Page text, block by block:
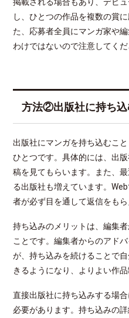
掲載される場合もあり、デビ
し、ひとつの作品を複数の賞
た、応募者全員にマンガ家や
わけではないので注意してくだ
方法②出版社に持ち込
出版社にマンガを持ち込むこ
ひとつです。具体的には、出
稿を見てもらいます。また、
る出版社も増えています。
者が必ず目を通して返信をもら
持ち込みのメリットは、編集
ことです。編集者からのアド
が、持ち込みを続けることで
きるようになり、よりよい作品
直接出版社に持ち込みする場
必要があります。持ち込みの